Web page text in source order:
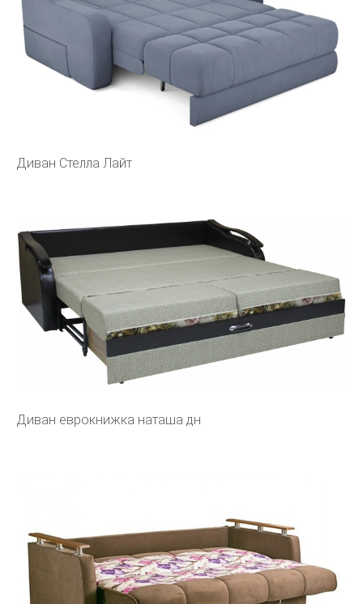
Диван Стелла Лайт
Диван еврокнижка наташа дн